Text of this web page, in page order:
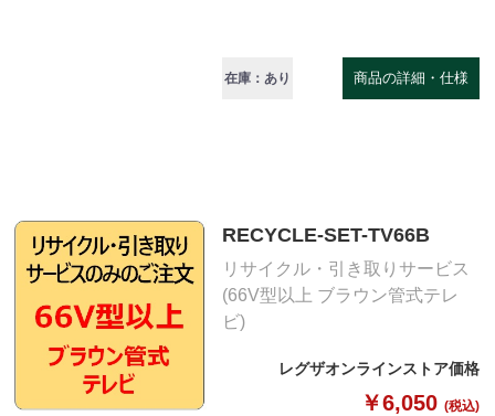
在庫：あり 商品の詳細・仕様
RECYCLE-SET-TV66B
リサイクル・引き取りサービス
(66V型以上 ブラウン管式テレ
ビ)
レグザオンラインストア価格
￥6,050 (税込)